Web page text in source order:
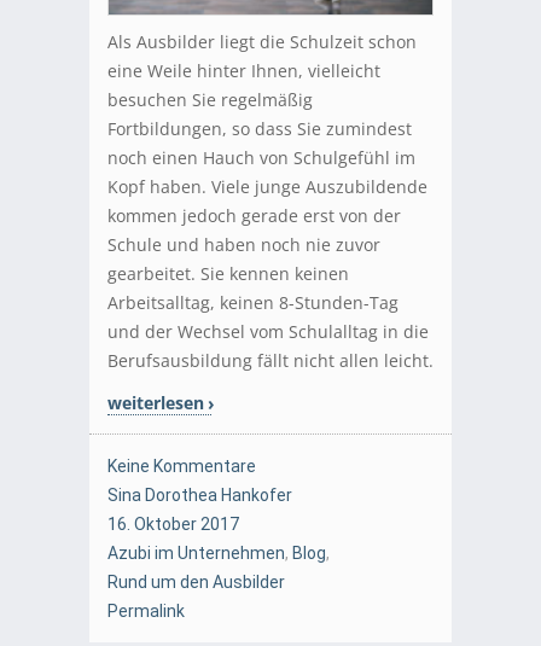
Als Ausbilder liegt die Schulzeit schon
eine Weile hinter Ihnen, vielleicht
besuchen Sie regelmäßig
Fortbildungen, so dass Sie zumindest
noch einen Hauch von Schulgefühl im
Kopf haben. Viele junge Auszubildende
kommen jedoch gerade erst von der
Schule und haben noch nie zuvor
gearbeitet. Sie kennen keinen
Arbeitsalltag, keinen 8-Stunden-Tag
und der Wechsel vom Schulalltag in die
Berufsausbildung fällt nicht allen leicht.
weiterlesen
Keine Kommentare
Sina Dorothea Hankofer
16. Oktober 2017
Azubi im Unternehmen, Blog,
Rund um den Ausbilder
Permalink